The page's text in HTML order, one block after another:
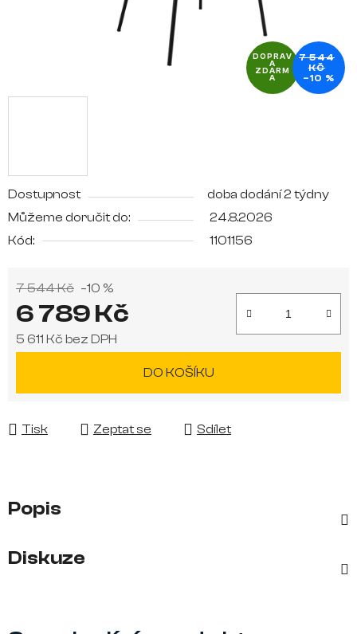
Dostupnost
doba dodání 2 týdny
Můžeme doručit do:
24.8.2026
Kód:
1101156
7 544 Kč –10 %
6 789 Kč
5 611 Kč bez DPH
DO KOŠÍKU
Tisk Zeptat se Sdílet
DOPRAV
A
ZDARM
A
7 544
KČ
–10 %
Popis
Diskuze